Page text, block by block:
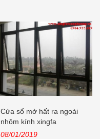
Cửa sổ mở hất ra ngoài
nhôm kính xingfa
08/01/2019